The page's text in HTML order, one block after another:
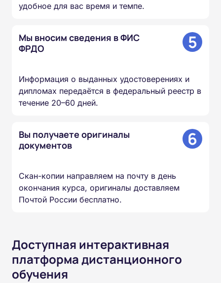
удобное для вас время и темпе.
Мы вносим сведения в ФИС
ФРДО
5
Информация о выданных удостоверениях и
дипломах передаётся в федеральный реестр в
течение 20–60 дней.
Вы получаете оригиналы
документов
6
Скан-копии направляем на почту в день
окончания курса, оригиналы доставляем
Почтой России бесплатно.
Доступная интерактивная
платформа дистанционного
обучения